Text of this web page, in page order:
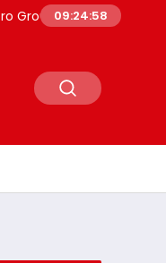
Küresel Havacılık
09:24:59